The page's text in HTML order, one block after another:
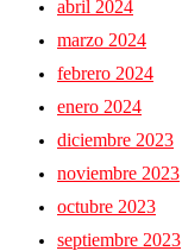
abril 2024
marzo 2024
febrero 2024
enero 2024
diciembre 2023
noviembre 2023
octubre 2023
septiembre 2023